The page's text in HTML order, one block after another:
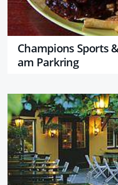
Champions Sports
am Parkring